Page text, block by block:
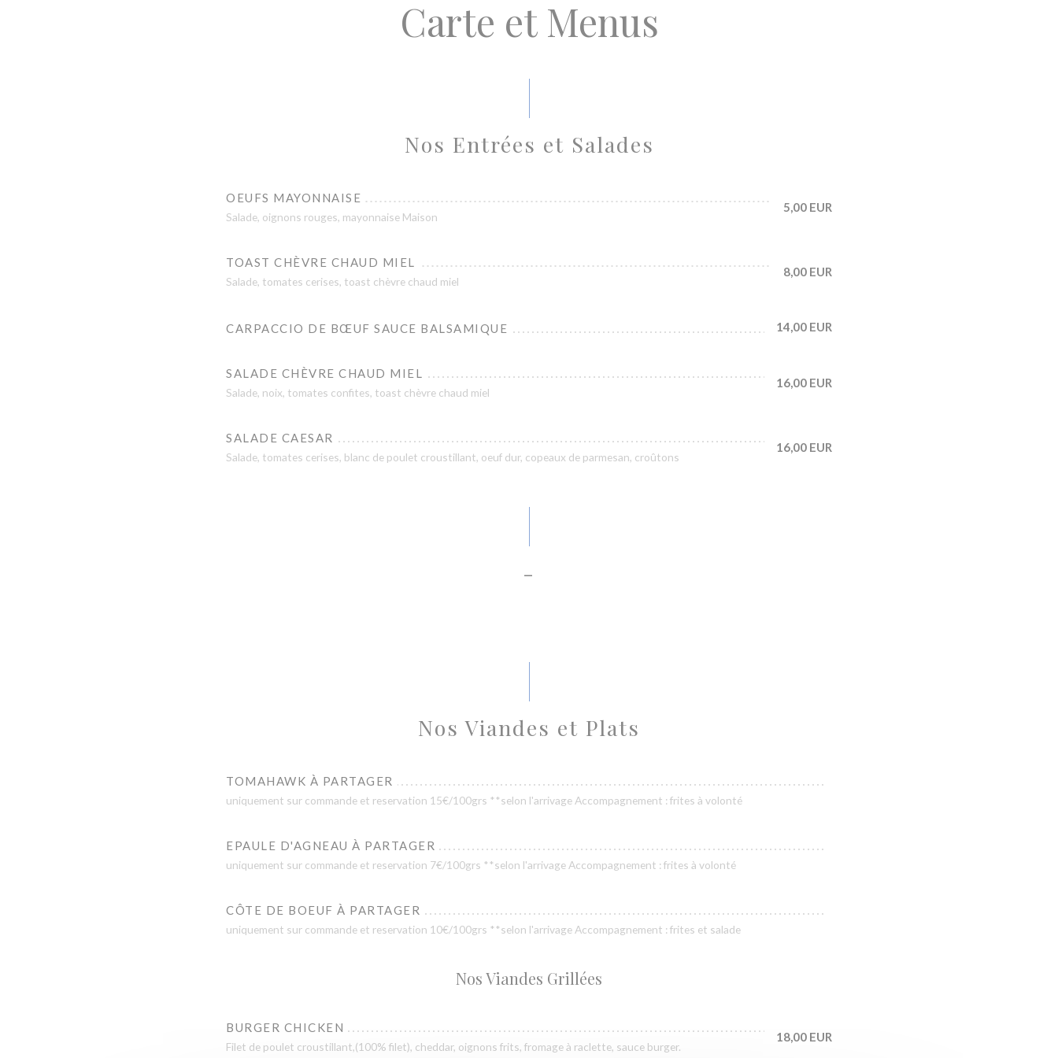
Carte et Menus
Nos Entrées et Salades
OEUFS MAYONNAISE
Salade, oignons rouges, mayonnaise Maison
5,00 EUR
TOAST CHÈVRE CHAUD MIEL
Salade, tomates cerises, toast chèvre chaud miel
8,00 EUR
CARPACCIO DE BŒUF SAUCE BALSAMIQUE 14,00 EUR
SALADE CHÈVRE CHAUD MIEL
Salade, noix, tomates confites, toast chèvre chaud miel
16,00 EUR
SALADE CAESAR
Salade, tomates cerises, blanc de poulet croustillant, oeuf dur, copeaux de parmesan, croûtons
16,00 EUR
-
Nos Viandes et Plats
TOMAHAWK À PARTAGER
uniquement sur commande et reservation 15€/100grs **selon l'arrivage Accompagnement : frites à volonté
EPAULE D'AGNEAU À PARTAGER
uniquement sur commande et reservation 7€/100grs **selon l'arrivage Accompagnement : frites à volonté
CÔTE DE BOEUF À PARTAGER
uniquement sur commande et reservation 10€/100grs **selon l'arrivage Accompagnement : frites et salade
Nos Viandes Grillées
BURGER CHICKEN
Filet de poulet croustillant,(100% filet), cheddar, oignons frits, fromage à raclette, sauce burger.
18,00 EUR